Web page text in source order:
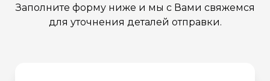
Заполните форму ниже и мы с Вами свяжемся
для уточнения деталей отправки.